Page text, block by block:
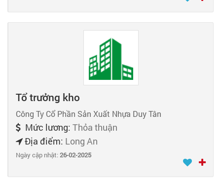
Tổ trưởng kho
Công Ty Cổ Phần Sản Xuất Nhựa Duy Tân
Mức lương: Thỏa thuận
Địa điểm: Long An
Ngày cập nhật:26-02-2025